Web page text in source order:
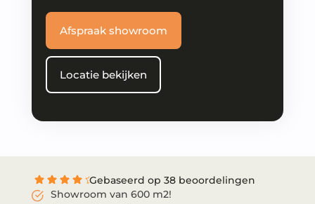
Afspraak showroom
Locatie bekijken
Gebaseerd op 38 beoordelingen
Showroom van 600 m2!